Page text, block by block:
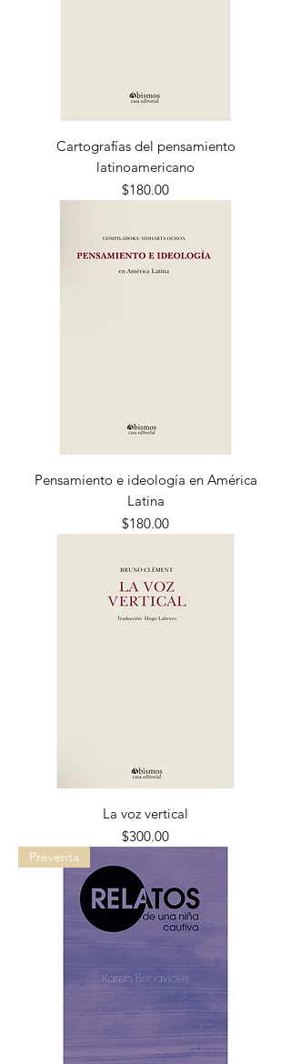
Cartografías del pensamiento
latinoamericano
Precio
$180.00
Pensamiento e ideología en América
Latina
Precio
$180.00
La voz vertical
Precio
$300.00
Preventa